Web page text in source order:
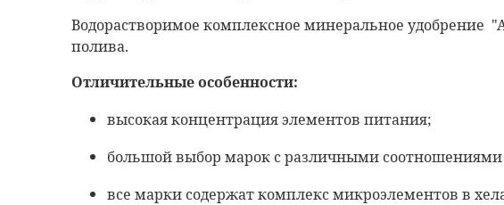
Водорастворимое комплексное минеральное удобрение
полива.
Отличительные особенности:
высокая концентрация элементов питания;
большой выбор марок с различными
все марки содержат комплекс микроэлементов в